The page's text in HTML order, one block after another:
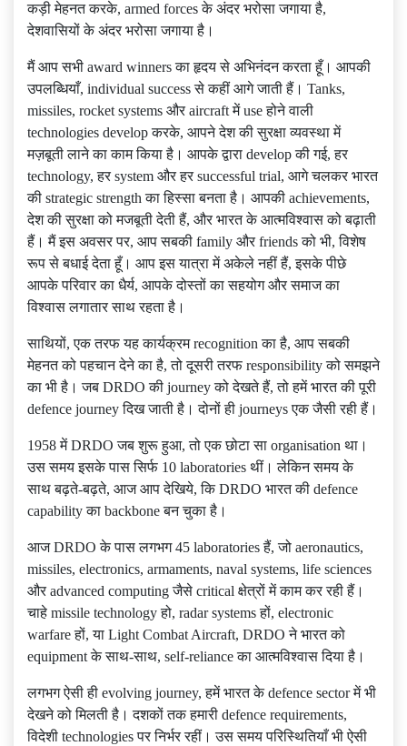
कड़ी मेहनत करके, armed forces के अंदर भरोसा जगाया है,
देशवासियों के अंदर भरोसा जगाया है।
मैं आप सभी award winners का हृदय से अभिनंदन करता हूँ। आपकी
उपलब्धियाँ, individual success से कहीं आगे जाती हैं। Tanks,
missiles, rocket systems और aircraft में use होने वाली
technologies develop करके, आपने देश की सुरक्षा व्यवस्था में
मज़बूती लाने का काम किया है। आपके द्वारा develop की गई, हर
technology, हर system और हर successful trial, आगे चलकर भारत
की strategic strength का हिस्सा बनता है। आपकी achievements,
देश की सुरक्षा को मजबूती देती हैं, और भारत के आत्मविश्वास को बढ़ाती
हैं। मैं इस अवसर पर, आप सबकी family और friends को भी, विशेष
रूप से बधाई देता हूँ। आप इस यात्रा में अकेले नहीं हैं, इसके पीछे
आपके परिवार का धैर्य, आपके दोस्तों का सहयोग और समाज का
विश्वास लगातार साथ रहता है।
साथियों, एक तरफ यह कार्यक्रम recognition का है, आप सबकी
मेहनत को पहचान देने का है, तो दूसरी तरफ responsibility को समझने
का भी है। जब DRDO की journey को देखते हैं, तो हमें भारत की पूरी
defence journey दिख जाती है। दोनों ही journeys एक जैसी रही हैं।
1958 में DRDO जब शुरू हुआ, तो एक छोटा सा organisation था।
उस समय इसके पास सिर्फ 10 laboratories थीं। लेकिन समय के
साथ बढ़ते-बढ़ते, आज आप देखिये, कि DRDO भारत की defence
capability का backbone बन चुका है।
आज DRDO के पास लगभग 45 laboratories हैं, जो aeronautics,
missiles, electronics, armaments, naval systems, life sciences
और advanced computing जैसे critical क्षेत्रों में काम कर रही हैं।
चाहे missile technology हो, radar systems हों, electronic
warfare हों, या Light Combat Aircraft, DRDO ने भारत को
equipment के साथ-साथ, self-reliance का आत्मविश्वास दिया है।
लगभग ऐसी ही evolving journey, हमें भारत के defence sector में भी
देखने को मिलती है। दशकों तक हमारी defence requirements,
विदेशी technologies पर निर्भर रहीं। उस समय परिस्थितियाँ भी ऐसी